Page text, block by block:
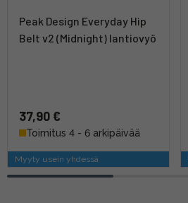
Peak Design Everyday Hip
Belt v2 (Midnight) lantiovyö
37,90 €
Toimitus 4 - 6 arkipäivää
Myyty usein yhdessä